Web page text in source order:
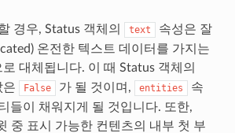
경우, Status 객체의 text
속성은 잘
온전한 텍스트 데이터를 가지는
로 대체됩니다. 이 때 Status 객체의
은 False 가 될 것이며, entities
속
들이 채워지게 될 것입니다. 또한,
중 표시 가능한 컨텐츠의 내부 첫 부